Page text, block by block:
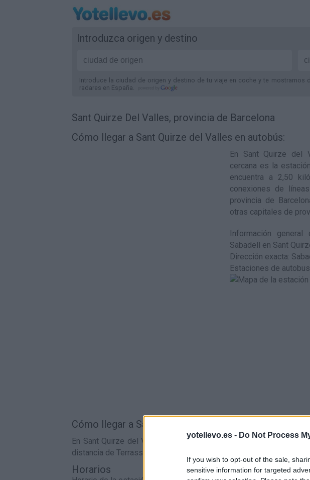
yotellevo.es - Do Not Process
If you wish to opt-out of the sale,
sensitive information for targeted
Introduzca origen y destino
Introduce la ciudad de origen y destino de tu viaje en coche y te
radares en España.
Sant Quirze Del Valles, provincia de Barcelona
Cómo llegar a Sant Quirze del Valles en autobús:
En Sant Quirze del
cercana es la
encuentra a 2,50
conexiones de
provincia de
otras capitales de
Información
Sabadell en Sant
Dirección exacta:
Estaciones de
Cómo llegar a Sant Quirze del Valles en tren:
En Sant Quirze del Valles la estación de tren más cercana es la
distancia de Terrassa situada a 7,44 kilómetros de Sant Quirze del
Horarios